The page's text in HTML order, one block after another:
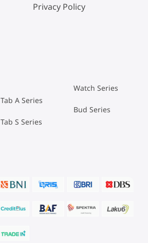
Privacy Policy
Tab A Series
Tab S Series
Watch Series
Bud Series